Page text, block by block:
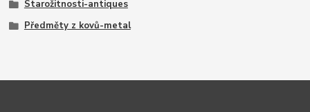
Starožitnosti-antiques
Předměty z kovů-metal